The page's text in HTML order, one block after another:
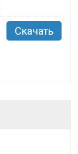
Скачать